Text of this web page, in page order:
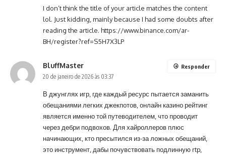
I don’t think the title of your article matches the content
lol. Just kidding, mainly because I had some doubts after
reading the article. https://www.binance.com/ar-
BH/register?ref=S5H7X3LP
BluffMaster
20 de janeiro de 2026 às 03:37
В джунглях игр, где каждый ресурс пытается заманить
обещаниями легких джекпотов, онлайн казино рейтинг
является именно той путеводителем, что проводит
через дебри подвохов. Для хайроллеров плюс
начинающих, кто пресытился из-за ложных обещаний,
это инструмент, дабы почувствовать подлинную rtp,
Responder